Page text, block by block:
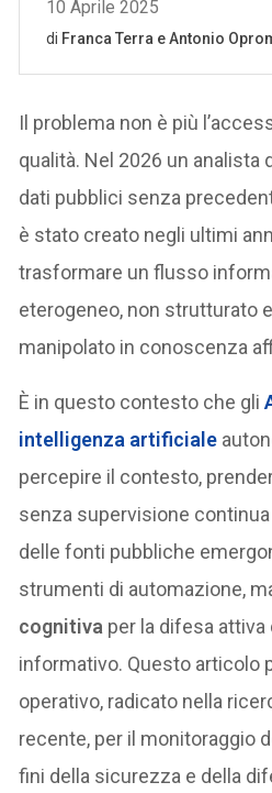
Il problema non è più
qualità. Nel 2026 un analista
dati pubblici senza
è stato creato negli ultimi
trasformare un flusso
eterogeneo, non strutturato
manipolato in conoscenza
È in questo contesto che gli
intelligenza artificiale
percepire il contesto,
senza supervisione
delle fonti pubbliche
strumenti di automazione,
cognitiva per la difesa attiva
informativo. Questo articolo
operativo, radicato nella
recente, per il monitoraggio
fini della sicurezza e della